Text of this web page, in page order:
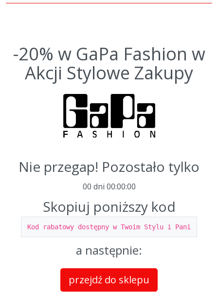
-20% w GaPa Fashion w
Akcji Stylowe Zakupy
Nie przegap! Pozostało tylko
00 dni 00:00:00
Skopiuj poniższy kod
Kod rabatowy dostępny w Twoim Stylu i Pani
a następnie:
przejdź do sklepu